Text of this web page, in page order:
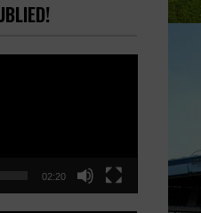
02:20